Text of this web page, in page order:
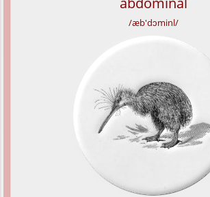
/æb'dɔminl/